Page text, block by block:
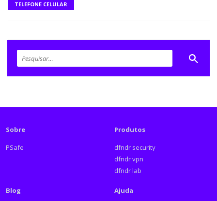
TELEFONE CELULAR
Sobre
PSafe
Produtos
dfndr security
dfndr vpn
dfndr lab
Blog Ajuda